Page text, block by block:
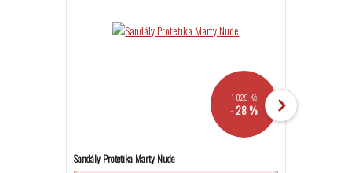
1 029 Kč
- 28 %
Sandály Protetika Marty Nude